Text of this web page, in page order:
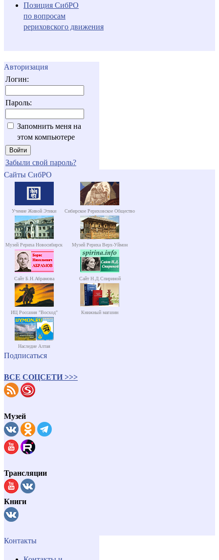
Позиция СибРО
по вопросам
рериховского движения
Авторизация
Логин:
Пароль:
Запомнить меня на
этом компьютере
Забыли свой пароль?
Сайты СибРО
Учение Живой Этики Сибирское Рериховское Общество
Музей Рериха Новосибирск Музей Рериха Верх-Уймон
Сайт Б.Н.Абрамова Сайт Н.Д.Спириной
ИЦ Россазия "Восход" Книжный магазин
Наследие Алтая
Подписаться
ВСЕ СОЦСЕТИ >>>
Музей
Трансляции
Книги
Контакты